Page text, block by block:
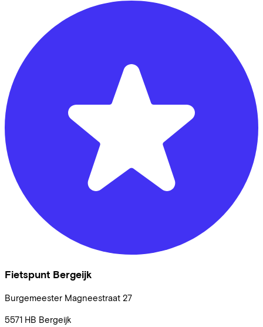
Fietspunt Bergeijk
Burgemeester Magneestraat 27
5571 HB Bergeijk